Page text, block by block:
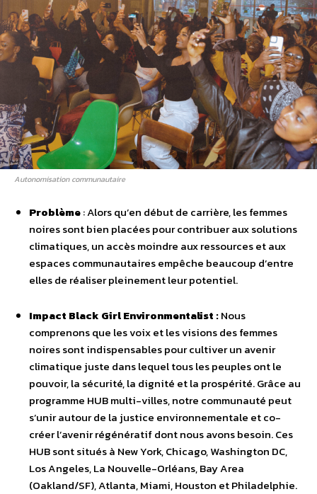
Autonomisation communautaire
Problème: Alors qu’en début de carrière, les femmes
noires sont bien placées pour contribuer aux solutions
climatiques, un accès moindre aux ressources et aux
espaces communautaires empêche beaucoup d’entre
elles de réaliser pleinement leur potentiel.
Impact Black Girl Environmentalist :Nous
comprenons que les voix et les visions des femmes
noires sont indispensables pour cultiver un avenir
climatique juste dans lequel tous les peuples ont le
pouvoir, la sécurité, la dignité et la prospérité. Grâce au
programme HUB multi-villes, notre communauté peut
s’unir autour de la justice environnementale et co-
créer l’avenir régénératif dont nous avons besoin. Ces
HUB sont situés à New York, Chicago, Washington DC,
Los Angeles, La Nouvelle-Orléans, Bay Area
(Oakland/SF), Atlanta, Miami, Houston et Philadelphie.